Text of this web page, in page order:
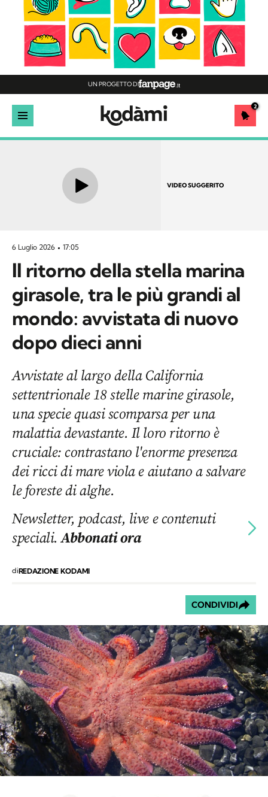
UN PROGETTO DI
2
VIDEO SUGGERITO
6 Luglio 2026 17:05
Il ritorno della stella marina
girasole, tra le più grandi al
mondo: avvistata di nuovo
dopo dieci anni
Avvistate al largo della California
settentrionale 18 stelle marine girasole,
una specie quasi scomparsa per una
malattia devastante. Il loro ritorno è
cruciale: contrastano l'enorme presenza
dei ricci di mare viola e aiutano a salvare
le foreste di alghe.
Newsletter, podcast, live e contenuti
speciali.Abbonati ora
diREDAZIONE KODAMI
CONDIVIDI